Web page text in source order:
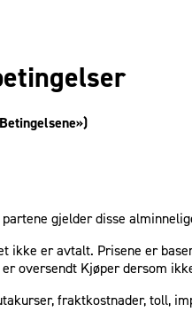
gjelder disse
ikke er avtalt. Prisene er
oversendt Kjøper dersom
fraktkostnader, toll,